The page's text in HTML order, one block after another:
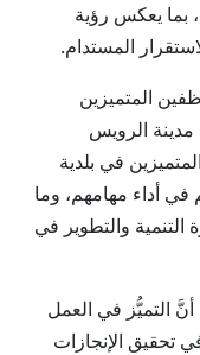
بما يعكس رؤية
المستدام.
المتميزين
الرويس
في بلدية
أداء مهامهم، وما
والتطوير في
التميُّز في العمل
تحقيق الإنجازات